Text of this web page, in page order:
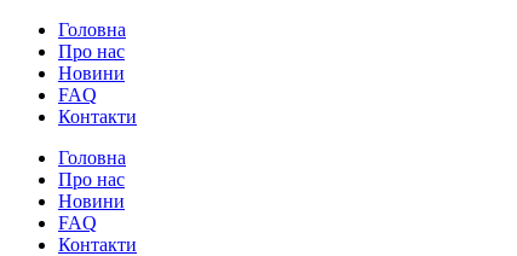
Головна
Про нас
Новини
FAQ
Контакти
Головна
Про нас
Новини
FAQ
Контакти